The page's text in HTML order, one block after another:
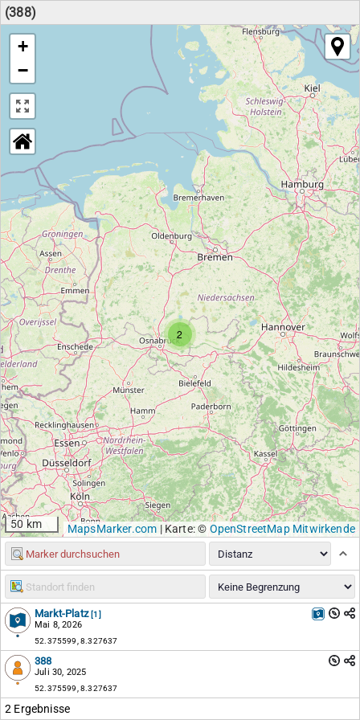
(388)
2
+
−
50 km MapsMarker.com |Karte: © OpenStreetMap Mitwirkende
Markt-Platz [1]
Mai 8, 2026
52.375599, 8.327637
388
Juli 30, 2025
52.375599, 8.327637
2 Ergebnisse